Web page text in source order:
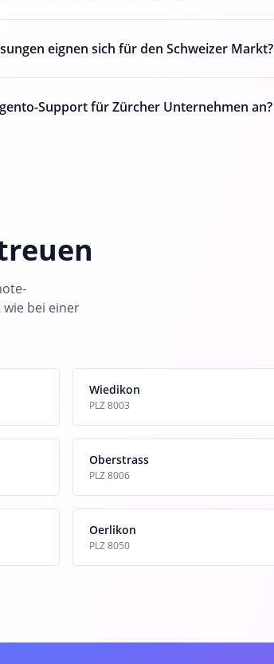
eignen sich für den Schweizer Markt?
Support für Zürcher Unternehmen an?
bei einer
Wiedikon
PLZ 8003
Oberstrass
PLZ 8006
Oerlikon
PLZ 8050